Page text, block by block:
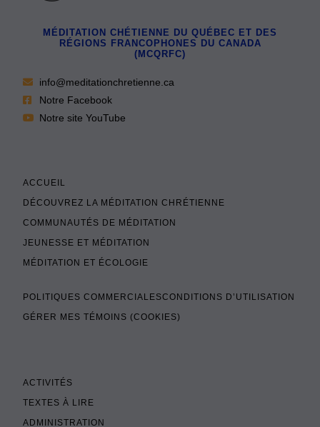
MÉDITATION CHÉTIENNE DU QUÉBEC ET DES
RÉGIONS FRANCOPHONES DU CANADA
(MCQRFC)
info@meditationchretienne.ca
Notre Facebook
Notre site YouTube
ACCUEIL
DÉCOUVREZ LA MÉDITATION CHRÉTIENNE
COMMUNAUTÉS DE MÉDITATION
JEUNESSE ET MÉDITATION
MÉDITATION ET ÉCOLOGIE
POLITIQUES COMMERCIALESCONDITIONS D’UTILISATION
GÉRER MES TÉMOINS (COOKIES)
ACTIVITÉS
TEXTES À LIRE
ADMINISTRATION